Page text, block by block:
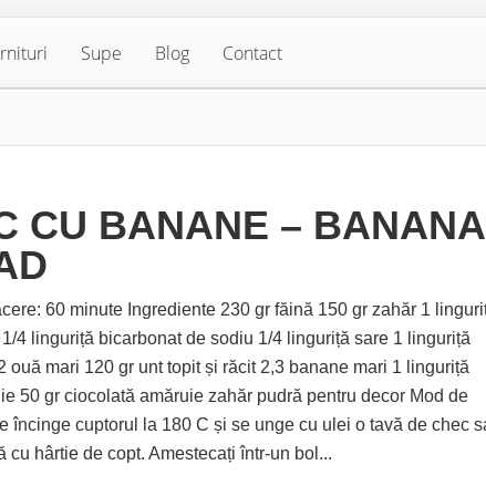
Supe Blog Contact
CU BANANE – BANANA
60 minute Ingrediente 230 gr făină 150 gr zahăr 1
4 linguriță bicarbonat de sodiu 1/4 linguriță sare 1 linguriță
ouă mari 120 gr unt topit și răcit 2,3 banane mari 1 linguriță
50 gr ciocolată amăruie zahăr pudră pentru decor Mod de
încinge cuptorul la 180 C și se unge cu ulei o tavă de chec
cu hârtie de copt. Amestecați într-un bol...